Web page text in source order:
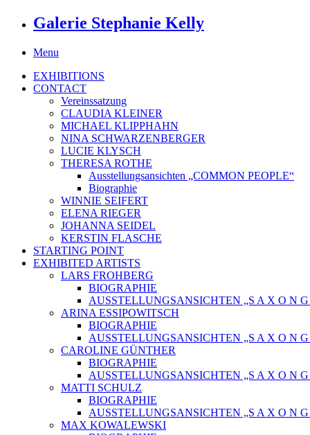
Galerie Stephanie Kelly
Menu
EXHIBITIONS
CONTACT
Vereinssatzung
CLAUDIA KLEINER
MICHAEL KLIPPHAHN
NINA SCHWARZENBERGER
LUCIE KLYSCH
THERESA ROTHE
Ausstellungsansichten „COMMON PEOPLE“
Biographie
WINNIE SEIFERT
ELENA RIEGER
JOHANNA SEIDEL
KERSTIN FLASCHE
STARTING POINT
EXHIBITED ARTISTS
LARS FROHBERG
BIOGRAPHIE
AUSSTELLUNGSANSICHTEN „S A X O N
ARINA ESSIPOWITSCH
BIOGRAPHIE
AUSSTELLUNGSANSICHTEN „S A X O N
CAROLINE GÜNTHER
BIOGRAPHIE
AUSSTELLUNGSANSICHTEN „S A X O N
MATTI SCHULZ
BIOGRAPHIE
AUSSTELLUNGSANSICHTEN „S A X O N
MAX KOWALEWSKI